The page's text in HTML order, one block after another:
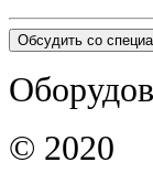
Обсудить со
© 2020